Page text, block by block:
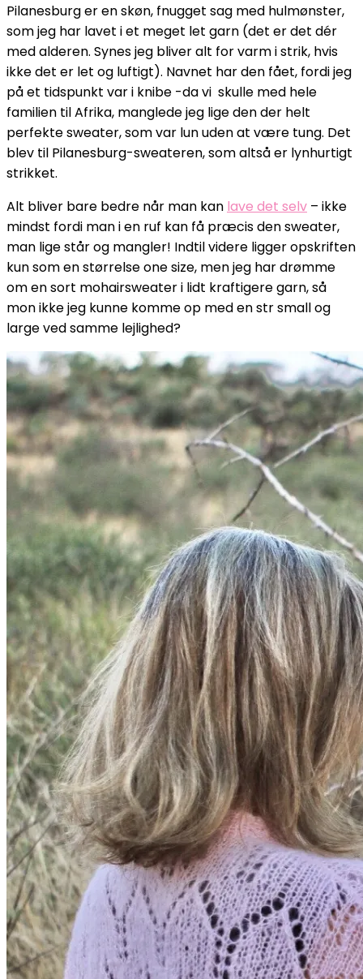
–
mohairsweater
med
hulmønster
Pilanesburg er en skøn, fnugget sag med hulmønster,
som jeg har lavet i et meget let garn (det er det dér
med alderen. Synes jeg bliver alt for varm i strik, hvis
ikke det er let og luftigt). Navnet har den fået, fordi jeg
på et tidspunkt var i knibe -da vi skulle med hele
familien til Afrika, manglede jeg lige den der helt
perfekte sweater, som var lun uden at være tung. Det
blev til Pilanesburg-sweateren, som altså er lynhurtigt
strikket.
Alt bliver bare bedre når man kan lave det selv – ikke
mindst fordi man i en ruf kan få præcis den sweater,
man lige står og mangler! Indtil videre ligger opskriften
kun som en størrelse one size, men jeg har drømme
om en sort mohairsweater i lidt kraftigere garn, så
mon ikke jeg kunne komme op med en str small og
large ved samme lejlighed?